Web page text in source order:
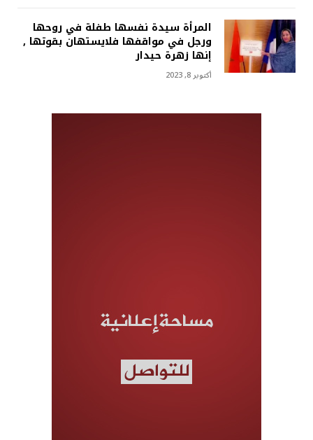
المرأة سيدة نفسها طفلة في روحها
ورجل في مواقفها فلايستهان بقوتها ,
إنها زهرة حيدار
أكتوبر 8, 2023